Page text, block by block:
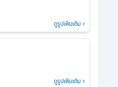
ดูรูปเพิ่มเติม
ดูรูปเพิ่มเติม